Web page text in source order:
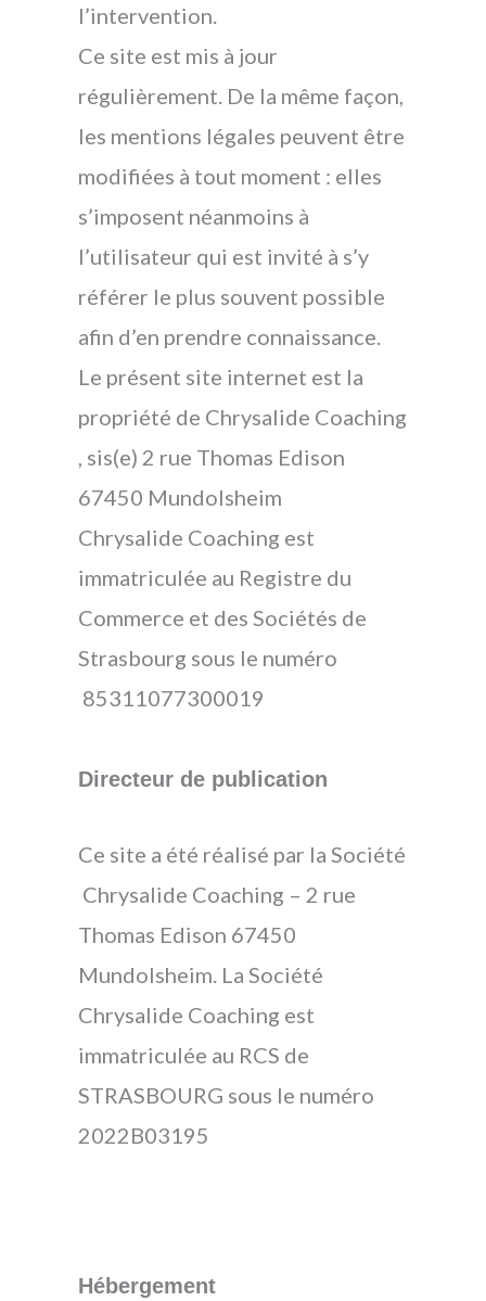
l’intervention.
Ce site est mis à jour
régulièrement. De la même façon,
les mentions légales peuvent être
modifiées à tout moment : elles
s’imposent néanmoins à
l’utilisateur qui est invité à s’y
référer le plus souvent possible
afin d’en prendre connaissance.
Le présent site internet est la
propriété de Chrysalide Coaching
, sis(e) 2 rue Thomas Edison
67450 Mundolsheim
Chrysalide Coaching est
immatriculée au Registre du
Commerce et des Sociétés de
Strasbourg sous le numéro
85311077300019
Directeur de publication
Ce site a été réalisé par la Société
Chrysalide Coaching – 2 rue
Thomas Edison 67450
Mundolsheim. La Société
Chrysalide Coaching est
immatriculée au RCS de
STRASBOURG sous le numéro
2022B03195
Hébergement